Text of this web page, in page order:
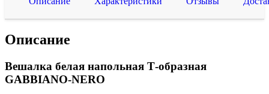
Описание
Вешалка белая напольная Т-образная
GABBIANO-NERO